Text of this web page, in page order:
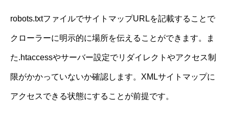
robots.txtファイルでサイトマップURLを記載することで
クローラーに明示的に場所を伝えることができます。ま
た.htaccessやサーバー設定でリダイレクトやアクセス制
限がかかっていないか確認します。XMLサイトマップに
アクセスできる状態にすることが前提です。